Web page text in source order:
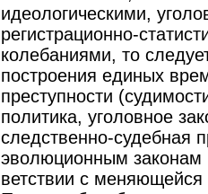
идеологическими,
регистрационно-
колебаниями, то
построения единых
преступности
политика, уголовное
следственно-судебная
эволюционным законам
ветствии с меняющейся